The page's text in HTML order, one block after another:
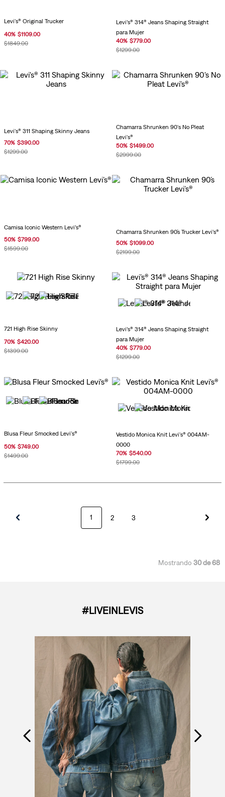
Levi's® Original Trucker
40% $1109.00
$1849.00
Levi’s® 314® Jeans Shaping Straight
para Mujer
40% $779.00
$1299.00
Levi's® 311 Shaping Skinny Jeans
70% $390.00
$1299.00
Chamarra Shrunken 90's No Pleat
Levi's®
50% $1499.00
$2999.00
Camisa Iconic Western Levi’s®
50% $799.00
$1599.00
Chamarra Shrunken 90´s Trucker Levi’s®
50% $1099.00
$2199.00
721 High Rise Skinny
70% $420.00
$1399.00
Levi’s® 314® Jeans Shaping Straight
para Mujer
40% $779.00
$1299.00
Blusa Fleur Smocked Levi's®
50% $749.00
$1499.00
Vestido Monica Knit Levi's® 004AM-
0000
70% $540.00
$1799.00
1 2 3
Mostrando 30 de 68
#LIVEINLEVIS